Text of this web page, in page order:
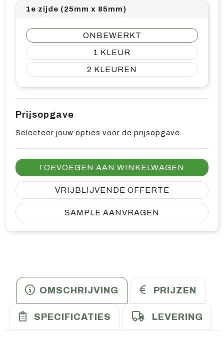
1e zijde (25mm x 85mm)
ONBEWERKT
1
2
Prijsopgave
Selecteer jouw opties voor de prijsopgave.
TOEVOEGEN AAN WINKELWAGEN
VRIJBLIJVENDE OFFERTE
SAMPLE AANVRAGEN
OMSCHRIJVING PRIJZEN
SPECIFICATIES LEVERING